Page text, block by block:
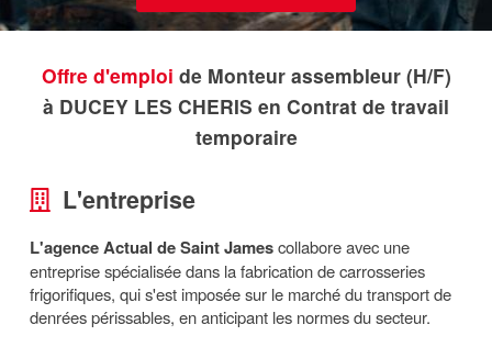
Offre d'emploi de Monteur assembleur (H/F)
à DUCEY LES CHERIS en Contrat de travail
temporaire
L'entreprise
L'agence Actual de Saint Jamescollabore avec une
entreprise spécialisée dans la fabrication de carrosseries
frigorifiques, qui s'est imposée sur le marché du transport de
denrées périssables, en anticipant les normes du secteur.